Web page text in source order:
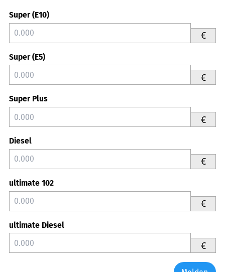
Super (E10)
€
Super (E5)
€
Super Plus
€
Diesel
€
ultimate 102
€
ultimate Diesel
€